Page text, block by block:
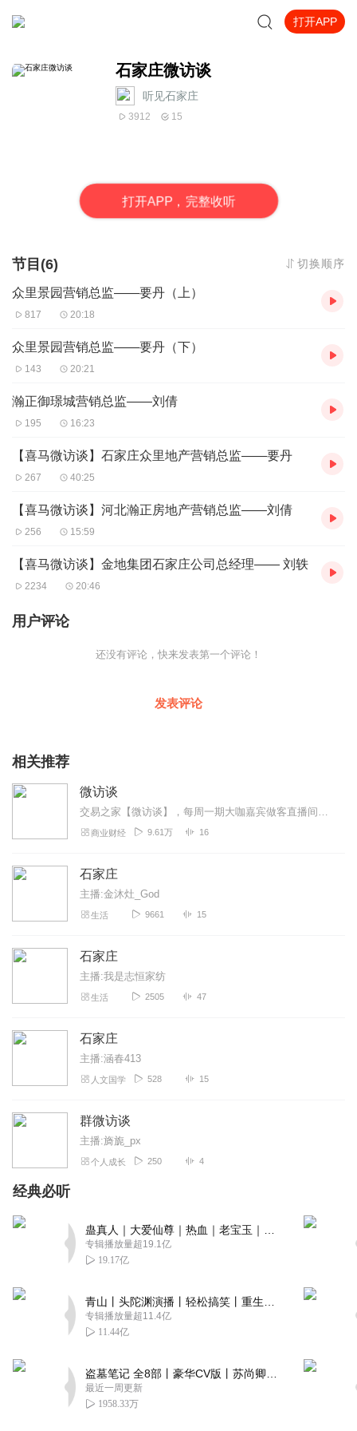
打开APP
石家庄微访谈
听见石家庄
3912 15
打开APP，完整收听
节目(6) 切换顺序
众里景园营销总监——要丹（上）
817 20:18
众里景园营销总监——要丹（下）
143 20:21
瀚正御璟城营销总监——刘倩
195 16:23
【喜马微访谈】石家庄众里地产营销总监——要丹
267 40:25
【喜马微访谈】河北瀚正房地产营销总监——刘倩
256 15:59
【喜马微访谈】金地集团石家庄公司总经理—— 刘轶
2234 20:46
用户评论
还没有评论，快来发表第一个评论！
发表评论
相关推荐
微访谈
交易之家【微访谈】，每周一期大咖嘉宾做客直播间，为广大交易员朋友答疑解惑，更多直播精彩内容，欢迎关注交易之家官方微信号：ejia_com
商业财经 9.61万 16
石家庄
主播:金沐灶_God
生活 9661 15
石家庄
主播:我是志恒家纺
生活 2505 47
石家庄
主播:涵春413
人文国学 528 15
群微访谈
主播:旖旎_px
个人成长 250 4
经典必听
专辑播放量超19.1亿
19.17亿
专辑播放量超11.4亿
11.44亿
最近一周更新
1958.33万